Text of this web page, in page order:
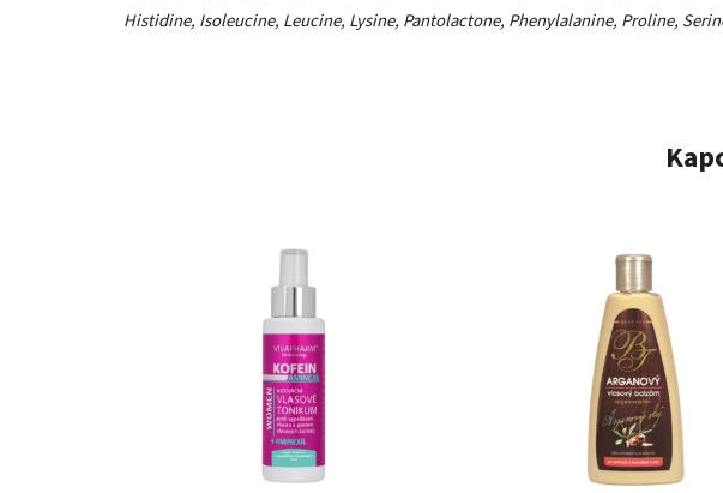
Histidine, Isoleucine, Leucine, Lysine, Pantolactone, Phenylalanine, Proline,